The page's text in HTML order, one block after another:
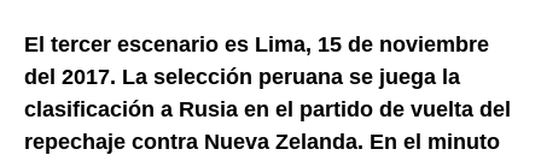
El tercer escenario es Lima, 15 de noviembre
del 2017. La selección peruana se juega la
clasificación a Rusia en el partido de vuelta del
repechaje contra Nueva Zelanda. En el minuto